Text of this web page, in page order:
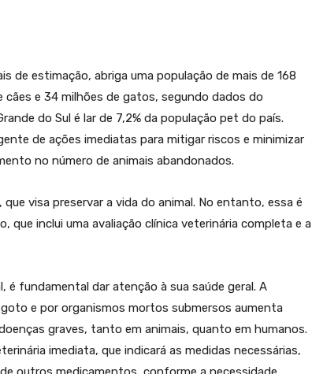
de estimação, abriga uma população de mais de 168
cães e 34 milhões de gatos, segundo dados do
do Sul é lar de 7,2% da população pet do país.
de ações imediatas para mitigar riscos e minimizar
no número de animais abandonados.
visa preservar a vida do animal. No entanto, essa é
que inclui uma avaliação clínica veterinária completa e a
fundamental dar atenção à sua saúde geral. A
e por organismos mortos submersos aumenta
graves, tanto em animais, quanto em humanos.
imediata, que indicará as medidas necessárias,